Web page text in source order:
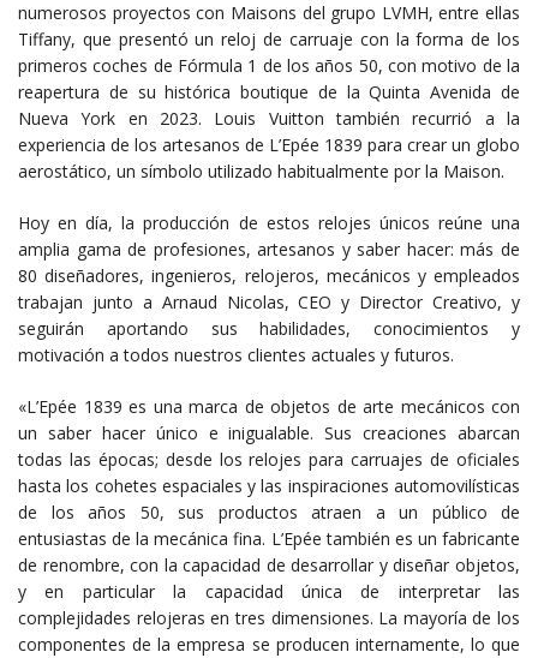
numerosos proyectos con Maisons del grupo LVMH, entre ellas
Tiffany, que presentó un reloj de carruaje con la forma de los
primeros coches de Fórmula 1 de los años 50, con motivo de la
reapertura de su histórica boutique de la Quinta Avenida de
Nueva York en 2023. Louis Vuitton también recurrió a la
experiencia de los artesanos de L’Epée 1839 para crear un globo
aerostático, un símbolo utilizado habitualmente por la Maison.
Hoy en día, la producción de estos relojes únicos reúne una
amplia gama de profesiones, artesanos y saber hacer: más de
80 diseñadores, ingenieros, relojeros, mecánicos y empleados
trabajan junto a Arnaud Nicolas, CEO y Director Creativo, y
seguirán aportando sus habilidades, conocimientos y
motivación a todos nuestros clientes actuales y futuros.
«L’Epée 1839 es una marca de objetos de arte mecánicos con
un saber hacer único e inigualable. Sus creaciones abarcan
todas las épocas; desde los relojes para carruajes de oficiales
hasta los cohetes espaciales y las inspiraciones automovilísticas
de los años 50, sus productos atraen a un público de
entusiastas de la mecánica fina. L’Epée también es un fabricante
de renombre, con la capacidad de desarrollar y diseñar objetos,
y en particular la capacidad única de interpretar las
complejidades relojeras en tres dimensiones. La mayoría de los
componentes de la empresa se producen internamente, lo que